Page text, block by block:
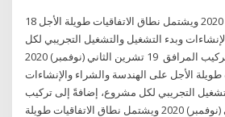
18 تشرين الثاني (نوفمبر) 2020 ويشتمل نطاق الاتفاقيات طويلة الأجل
وبدء التشغيل والتشغيل التجريبي لكل
مشروع، إضافةً إلى تركيب المرافق 19 تشرين الثاني (نوفمبر) 2020
الأجل على الهندسة والشراء والإنشاءات
التجريبي لكل مشروع، إضافةً إلى تركيب
المرافق 18 تشرين الثاني (نوفمبر) 2020 ويشتمل نطاق الاتفاقيات طويلة